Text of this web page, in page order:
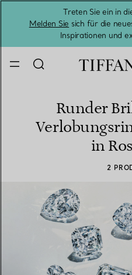
Treten Sie ein in
Melden Sie sich für die
Inspirationen und
Runder
in
2